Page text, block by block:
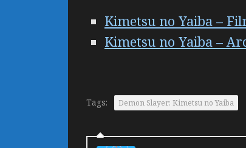
Kimetsu no Yaiba –
Kimetsu no Yaiba –
Tags: Demon Slayer: Kimetsu no Yaiba